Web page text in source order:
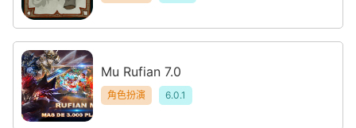
Mu Rufian 7.0
角色扮演 6.0.1